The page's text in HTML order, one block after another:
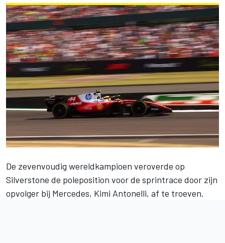
De zevenvoudig wereldkampioen veroverde op
Silverstone de poleposition voor de sprintrace door zijn
opvolger bij Mercedes, Kimi Antonelli, af te troeven.